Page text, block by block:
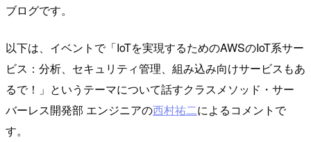
ブログです。
以下は、イベントで「IoTを実現するためのAWSのIoT系サー
ビス：分析、セキュリティ管理、組み込み向けサービスもあ
るで！」というテーマについて話すクラスメソッド・サー
バーレス開発部 エンジニアの西村祐二によるコメントで
す。